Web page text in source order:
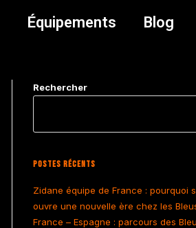
Équipements Blog
Rechercher
Postes Récents
Zidane équipe de France : pourquoi
ouvre une nouvelle ère chez les
France – Espagne : parcours des